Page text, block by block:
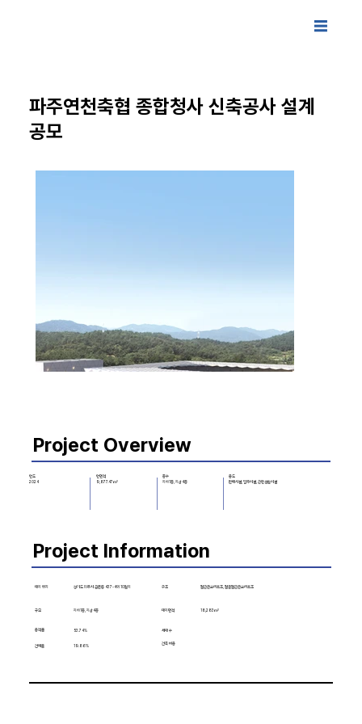
파주연천축협 종합청사 신축공사 설계
공모
Project Overview
연도
2024
연면적
9,877.47㎡
층수
지하1층, 지상4층
용도
판매시설, 업무시설, 근린생활시설
Project Information
대지 위치 경기도 파주시 금촌동 437-4외 10필지 구조 철근콘크리트조, 철골철근콘크리트조
규모 지하1층, 지상4층 대지면적 18,283㎡
용적률 53.74% 세대 수
건폐율 19.86%
건축 비용